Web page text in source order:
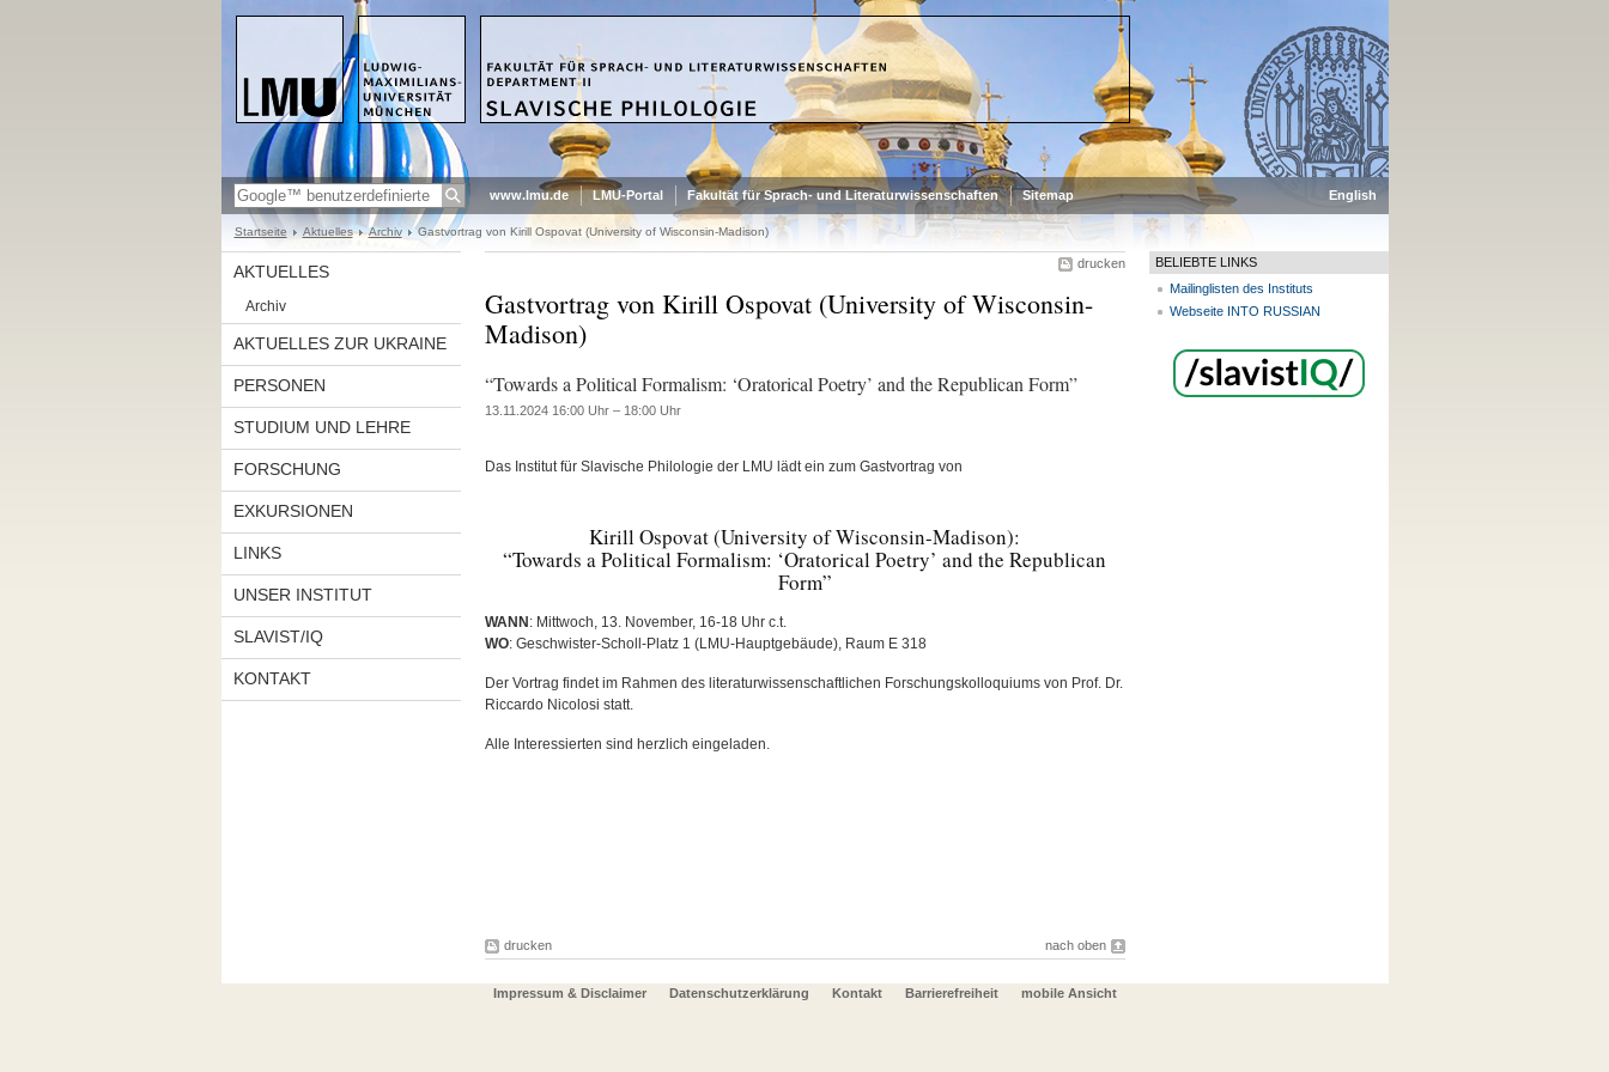
www.lmu.de LMU-Portal Fakultät für Sprach- und Literaturwissenschaften Sitemap English
Startseite Aktuelles Archiv Gastvortrag von Kirill Ospovat (University of Wisconsin-Madison)
AKTUELLES
Archiv
AKTUELLES ZUR UKRAINE
PERSONEN
STUDIUM UND LEHRE
FORSCHUNG
EXKURSIONEN
LINKS
UNSER INSTITUT
SLAVIST/IQ
KONTAKT
drucken
Gastvortrag von Kirill Ospovat (University of Wisconsin-
Madison)
“Towards a Political Formalism: ‘Oratorical Poetry’ and the Republican Form”
13.11.2024 16:00 Uhr – 18:00 Uhr
Das Institut für Slavische Philologie der LMU lädt ein zum Gastvortrag von
Kirill Ospovat (University of Wisconsin-Madison):
“Towards a Political Formalism: ‘Oratorical Poetry’ and the Republican
Form”
WANN : Mittwoch, 13. November, 16-18 Uhr c.t.
WO: Geschwister-Scholl-Platz 1 (LMU-Hauptgebäude), Raum E 318
Der Vortrag findet im Rahmen des literaturwissenschaftlichen Forschungskolloquiums von Prof. Dr.
Riccardo Nicolosi statt.
Alle Interessierten sind herzlich eingeladen.
drucken nach oben
BELIEBTE LINKS
Mailinglisten des Instituts
Webseite INTO RUSSIAN
Impressum & Disclaimer Datenschutzerklärung Kontakt Barrierefreiheit mobile Ansicht